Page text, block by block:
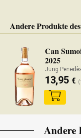
Andere Produkte
Can
2025
Jung
13,95 €
Andere